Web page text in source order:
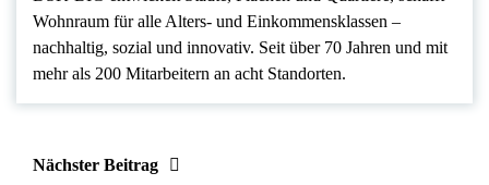
Wohnraum für alle Alters- und Einkommensklassen –
nachhaltig, sozial und innovativ. Seit über 70 Jahren und mit
mehr als 200 Mitarbeitern an acht Standorten.
Nächster Beitrag